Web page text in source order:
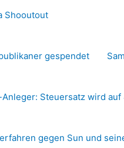
Shooutout
gespendet
Steuersatz wird
gegen Sun und